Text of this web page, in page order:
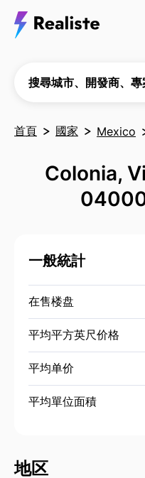
搜尋城市、開發商、
首頁 國家 Mexico
Colonia,
一般統計
在售楼盘
平均平方英尺价格
平均单价
平均單位面積
地区